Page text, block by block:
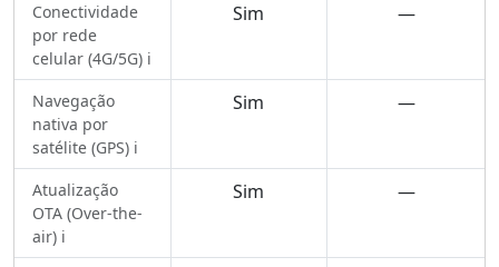
Conectividade
por rede
celular (4G/5G) ℹ️
Sim —
Navegação
nativa por
satélite (GPS) ℹ️
Sim —
Atualização
OTA (Over-the-
air) ℹ️
Sim —